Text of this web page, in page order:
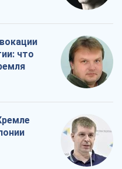
что